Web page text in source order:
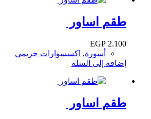
طقم اساور
EGP 2.100
أسورة, اكسسوارات حريمي
إضافة إلى السلة
طقم اساور